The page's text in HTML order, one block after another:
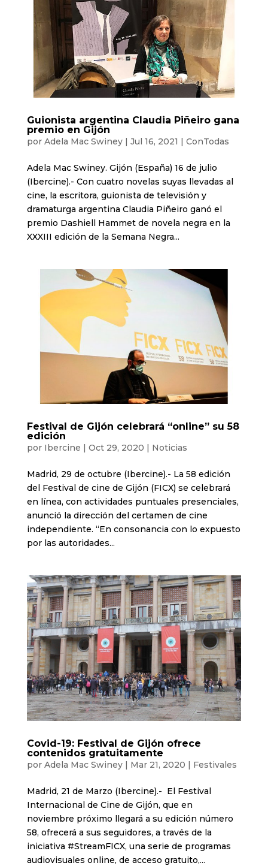
Guionista argentina Claudia Piñeiro gana
premio en Gijón
por Adela Mac Swiney| Jul 16, 2021 ConTodas
Adela Mac Swiney. Gijón (España) 16 de julio
(Ibercine).- Con cuatro novelas suyas llevadas al
cine, la escritora, guionista de televisión y
dramaturga argentina Claudia Piñeiro ganó el
premio Dashiell Hammet de novela negra en la
XXXIII edición de la Semana Negra...
Festival de Gijón celebrará “online” su 58
edición
por Ibercine | Oct 29, 2020 | Noticias
Madrid, 29 de octubre (Ibercine).- La 58 edición
del Festival de cine de Gijón (FICX) se celebrará
en línea, con actividades puntuales presenciales,
anunció la dirección del certamen de cine
independiente. “En consonancia con lo expuesto
por las autoridades...
Covid-19: Festival de Gijón ofrece
contenidos gratuitamente
por Adela Mac Swiney| Mar 21, 2020 | Festivales
Madrid, 21 de Marzo (Ibercine).- El Festival
Internacional de Cine de Gijón, que en
noviembre próximo llegará a su edición número
58, ofrecerá a sus seguidores, a través de la
iniciativa #StreamFICX, una serie de programas
audiovisuales online, de acceso gratuito,...